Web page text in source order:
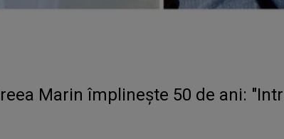
Marin împlinește 50 de ani: